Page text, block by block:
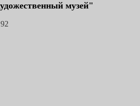
музей"